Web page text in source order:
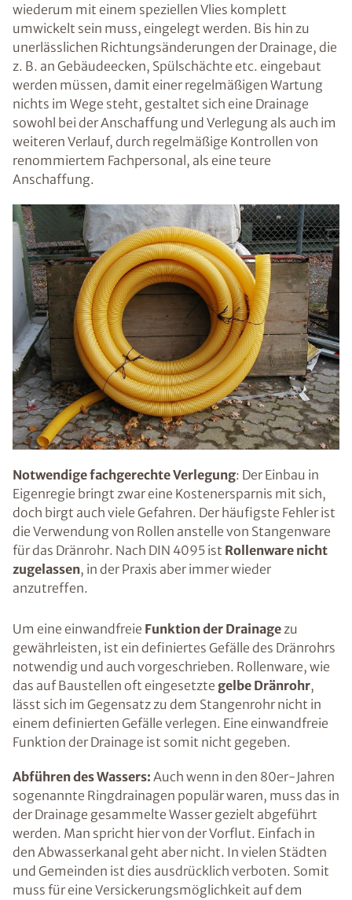
wiederum mit einem speziellen Vlies komplett
umwickelt sein muss, eingelegt werden. Bis hin zu
unerlässlichen Richtungsänderungen der Drainage, die
z. B. an Gebäudeecken, Spülschächte etc. eingebaut
werden müssen, damit einer regelmäßigen Wartung
nichts im Wege steht, gestaltet sich eine Drainage
sowohl bei der Anschaffung und Verlegung als auch im
weiteren Verlauf, durch regelmäßige Kontrollen von
renommiertem Fachpersonal, als eine teure
Anschaffung.
Notwendige fachgerechte Verlegung: Der Einbau in
Eigenregie bringt zwar eine Kostenersparnis mit sich,
doch birgt auch viele Gefahren. Der häufigste Fehler ist
die Verwendung von Rollen anstelle von Stangenware
für das Dränrohr. Nach DIN 4095 ist Rollenware nicht
zugelassen, in der Praxis aber immer wieder
anzutreffen.
Um eine einwandfreie Funktion der Drainagezu
gewährleisten, ist ein definiertes Gefälle des Dränrohrs
notwendig und auch vorgeschrieben. Rollenware, wie
das auf Baustellen oft eingesetzte gelbe Dränrohr,
lässt sich im Gegensatz zu dem Stangenrohr nicht in
einem definierten Gefälle verlegen. Eine einwandfreie
Funktion der Drainage ist somit nicht gegeben.
Abführen des Wassers: Auch wenn in den 80er-Jahren
sogenannte Ringdrainagen populär waren, muss das in
der Drainage gesammelte Wasser gezielt abgeführt
werden. Man spricht hier von der Vorflut. Einfach in
den Abwasserkanal geht aber nicht. In vielen Städten
und Gemeinden ist dies ausdrücklich verboten. Somit
muss für eine Versickerungsmöglichkeit auf dem